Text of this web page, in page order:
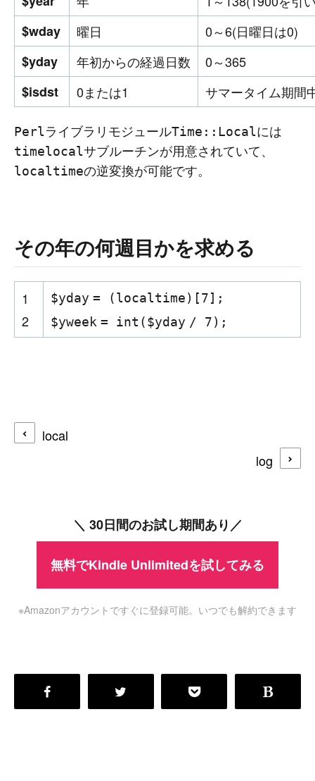
$wday
曜日
0～6(日曜日は0)
$yday
年初からの経過日数
0～365
$isdst
0または1 サマータイム期間
PerlライブラリモジュールTime::Localには
timelocalサブルーチンが用意されていて、
localtimeの逆変換が可能です。
その年の何週目かを求める
1
2
$yday = (localtime)[7];
$yweek = int ($yday / 7);
local
log
＼ 30日間のお試し期間あり／
無料でKindle Unlimitedを試してみる
※Amazonアカウントですぐに登録可能。いつでも解約できます